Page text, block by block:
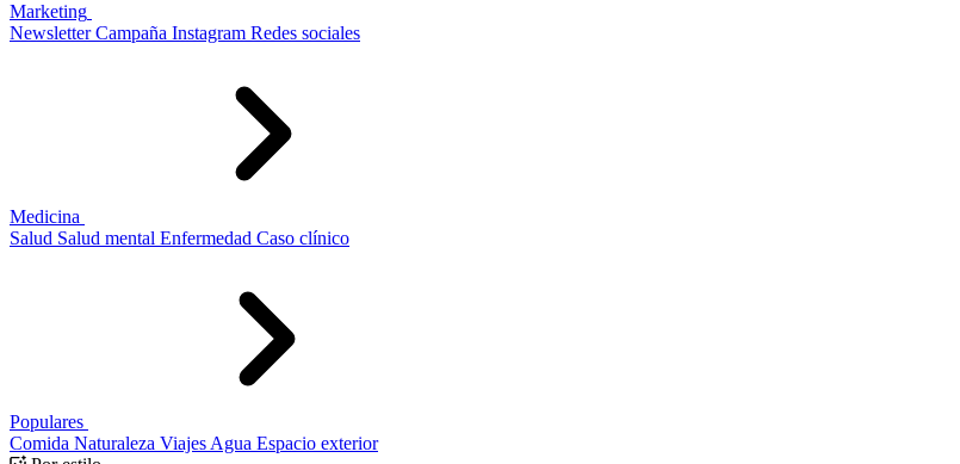
Marketing
Newsletter Campaña Instagram Redes sociales
Medicina
Salud Salud mental Enfermedad Caso clínico
Populares
Comida Naturaleza Viajes Agua Espacio exterior